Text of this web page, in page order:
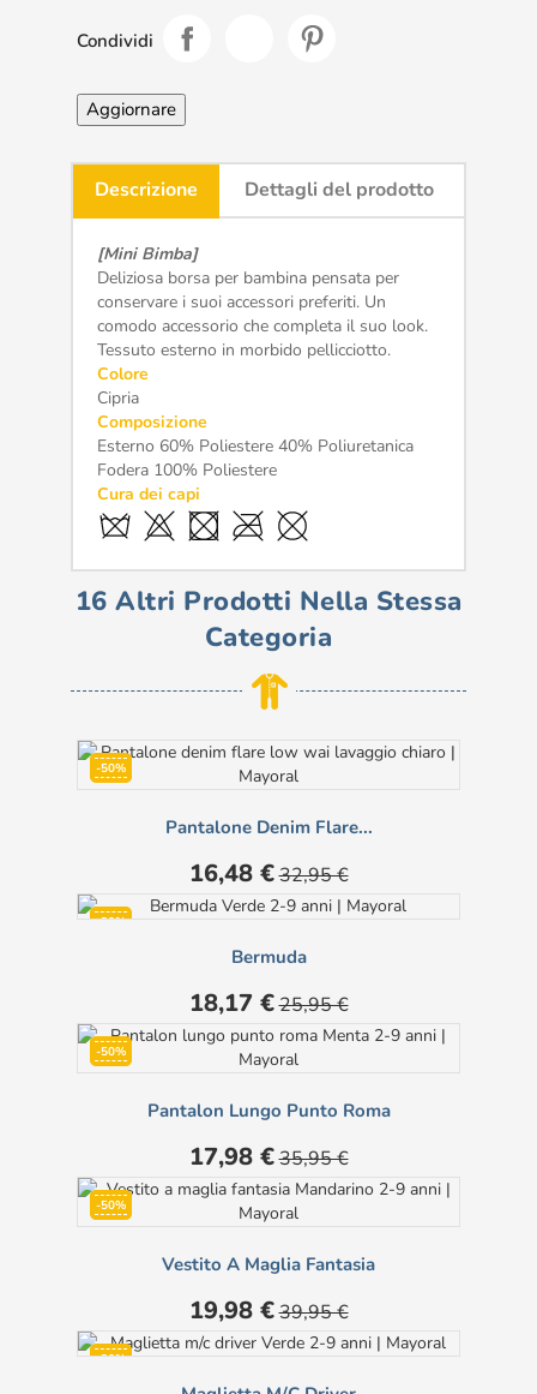
Condividi
Descrizione Dettagli del prodotto
[Mini Bimba]
Deliziosa borsa per bambina pensata per
conservare i suoi accessori preferiti. Un
comodo accessorio che completa il suo look.
Tessuto esterno in morbido pellicciotto.
Colore
Cipria
Composizione
Esterno 60% Poliestere 40% Poliuretanica
Fodera 100% Poliestere
Cura dei capi
16 Altri Prodotti Nella Stessa
Categoria
-50%
Pantalone Denim Flare...
Prezzo
16,48 € Prezzo
base
32,95 €
-30%
Bermuda
Prezzo
18,17 € Prezzo
base
25,95 €
-50%
Pantalon Lungo Punto Roma
Prezzo
17,98 € Prezzo
base
35,95 €
-50%
Vestito A Maglia Fantasia
Prezzo
19,98 € Prezzo
base
39,95 €
-30%